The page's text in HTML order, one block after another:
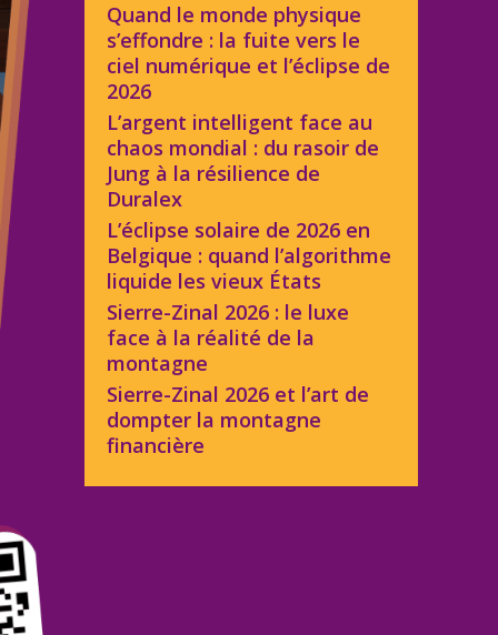
Quand le monde physique
s’effondre : la fuite vers le
ciel numérique et l’éclipse de
2026
L’argent intelligent face au
chaos mondial : du rasoir de
Jung à la résilience de
Duralex
L’éclipse solaire de 2026 en
Belgique : quand l’algorithme
liquide les vieux États
Sierre-Zinal 2026 : le luxe
face à la réalité de la
montagne
Sierre-Zinal 2026 et l’art de
dompter la montagne
financière